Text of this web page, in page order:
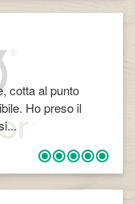
cotta al punto
Ho preso il